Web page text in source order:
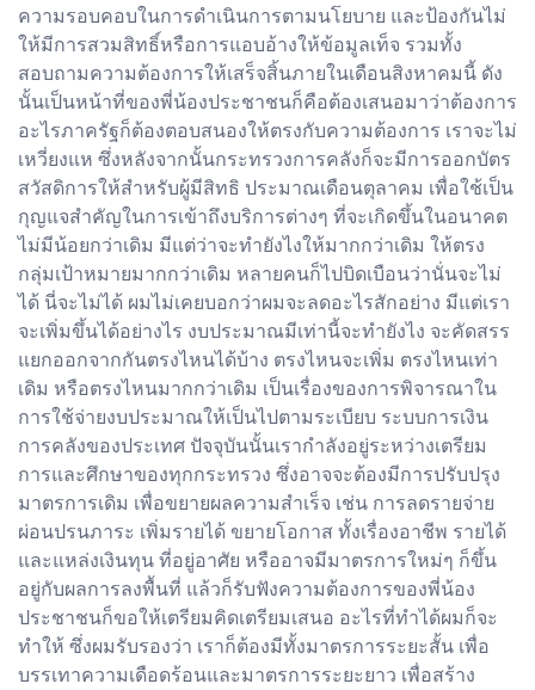
ความรอบคอบในการดำเนินการตามนโยบาย และป้องกันไม่
ให้มีการสวมสิทธิ์หรือการแอบอ้างให้ข้อมูลเท็จ รวมทั้ง
สอบถามความต้องการให้เสร็จสิ้นภายในเดือนสิงหาคมนี้ ดัง
นั้นเป็นหน้าที่ของพี่น้องประชาชนก็คือต้องเสนอมาว่าต้องการ
อะไรภาครัฐก็ต้องตอบสนองให้ตรงกับความต้องการ เราจะไม่
เหวี่ยงแห ซึ่งหลังจากนั้นกระทรวงการคลังก็จะมีการออกบัตร
สวัสดิการให้สำหรับผู้มีสิทธิ ประมาณเดือนตุลาคม เพื่อใช้เป็น
กุญแจสำคัญในการเข้าถึงบริการต่างๆ ที่จะเกิดขึ้นในอนาคต
ไม่มีน้อยกว่าเดิม มีแต่ว่าจะทำยังไงให้มากกว่าเดิม ให้ตรง
กลุ่มเป้าหมายมากกว่าเดิม หลายคนก็ไปบิดเบือนว่านั่นจะไม่
ได้ นี่จะไม่ได้ ผมไม่เคยบอกว่าผมจะลดอะไรสักอย่าง มีแต่เรา
จะเพิ่มขึ้นได้อย่างไร งบประมาณมีเท่านี้จะทำยังไง จะคัดสรร
แยกออกจากกันตรงไหนได้บ้าง ตรงไหนจะเพิ่ม ตรงไหนเท่า
เดิม หรือตรงไหนมากกว่าเดิม เป็นเรื่องของการพิจารณาใน
การใช้จ่ายงบประมาณให้เป็นไปตามระเบียบ ระบบการเงิน
การคลังของประเทศ ปัจจุบันนั้นเรากำลังอยู่ระหว่างเตรียม
การและศึกษาของทุกกระทรวง ซึ่งอาจจะต้องมีการปรับปรุง
มาตรการเดิม เพื่อขยายผลความสำเร็จ เช่น การลดรายจ่าย
ผ่อนปรนภาระ เพิ่มรายได้ ขยายโอกาส ทั้งเรื่องอาชีพ รายได้
และแหล่งเงินทุน ที่อยู่อาศัย หรืออาจมีมาตรการใหม่ๆ ก็ขึ้น
อยู่กับผลการลงพื้นที่ แล้วก็รับฟังความต้องการของพี่น้อง
ประชาชนก็ขอให้เตรียมคิดเตรียมเสนอ อะไรที่ทำได้ผมก็จะ
ทำให้ ซึ่งผมรับรองว่า เราก็ต้องมีทั้งมาตรการระยะสั้น เพื่อ
บรรเทาความเดือดร้อนและมาตรการระยะยาว เพื่อสร้าง